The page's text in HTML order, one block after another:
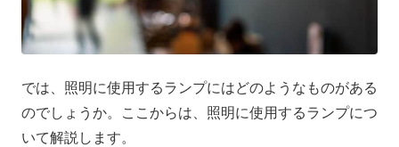
では、照明に使用するランプにはどのようなものがある
のでしょうか。ここからは、照明に使用するランプにつ
いて解説します。